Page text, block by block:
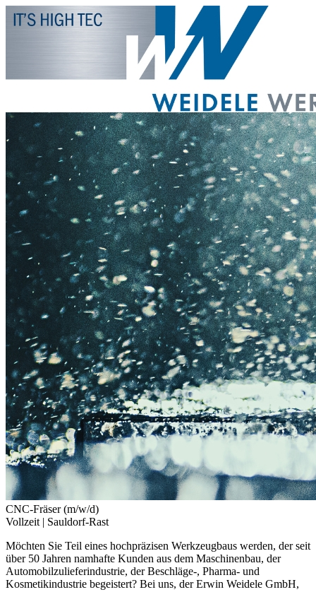
CNC-Fräser (m/w/d)
Vollzeit | Sauldorf-Rast
Möchten Sie Teil eines hochpräzisen Werkzeugbaus werden, der seit
über 50 Jahren namhafte Kunden aus dem Maschinenbau, der
Automobilzulieferindustrie, der Beschläge-, Pharma- und
Kosmetikindustrie begeistert? Bei uns, der Erwin Weidele GmbH,